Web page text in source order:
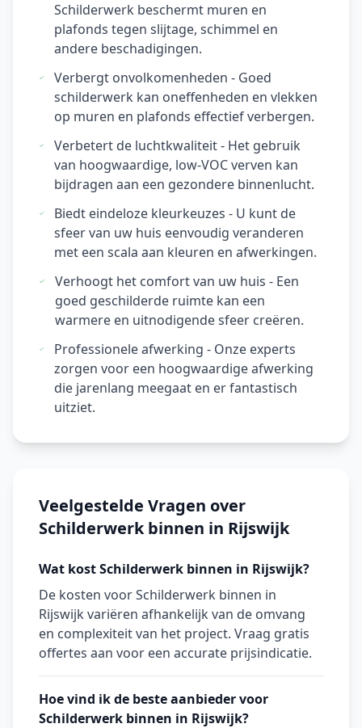
Schilderwerk beschermt muren en
plafonds tegen slijtage, schimmel en
andere beschadigingen.
Verbergt onvolkomenheden - Goed
schilderwerk kan oneffenheden en vlekken
op muren en plafonds effectief verbergen.
Verbetert de luchtkwaliteit - Het gebruik
van hoogwaardige, low-VOC verven kan
bijdragen aan een gezondere binnenlucht.
Biedt eindeloze kleurkeuzes - U kunt de
sfeer van uw huis eenvoudig veranderen
met een scala aan kleuren en afwerkingen.
Verhoogt het comfort van uw huis - Een
goed geschilderde ruimte kan een
warmere en uitnodigende sfeer creëren.
Professionele afwerking - Onze experts
zorgen voor een hoogwaardige afwerking
die jarenlang meegaat en er fantastisch
uitziet.
Veelgestelde Vragen over
Schilderwerk binnen in Rijswijk
Wat kost Schilderwerk binnen in Rijswijk?
De kosten voor Schilderwerk binnen in
Rijswijk variëren afhankelijk van de omvang
en complexiteit van het project. Vraag gratis
offertes aan voor een accurate prijsindicatie.
Hoe vind ik de beste aanbieder voor
Schilderwerk binnen in Rijswijk?